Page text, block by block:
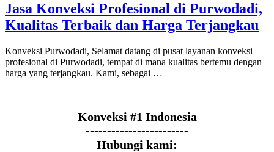
Jasa Konveksi Profesional di Purwodadi,
Kualitas Terbaik dan Harga Terjangkau
Konveksi Purwodadi, Selamat datang di pusat layanan konveksi
profesional di Purwodadi, tempat di mana kualitas bertemu dengan
harga yang terjangkau. Kami, sebagai …
Konveksi #1 Indonesia
------------------------
Hubungi kami: